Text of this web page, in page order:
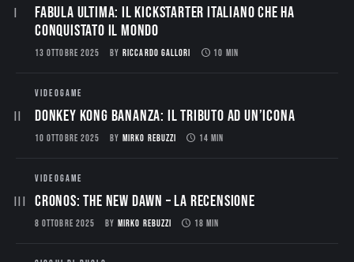
Fabula Ultima: il Kickstarter italiano che ha
conquistato il mondo
13 OTTOBRE 2025 BY RICCARDO GALLORI 10 MIN
VIDEOGAME
Donkey Kong Bananza: Il Tributo ad un’Icona
10 OTTOBRE 2025 BY MIRKO REBUZZI 14 MIN
VIDEOGAME
CRONOS: THE NEW DAWN – La Recensione
8 OTTOBRE 2025 BY MIRKO REBUZZI 18 MIN